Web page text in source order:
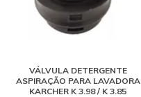
VÁLVULA DETERGENTE
ASPIRAÇÃO PARA LAVADORA
KARCHER K 3.98 / K 3.85